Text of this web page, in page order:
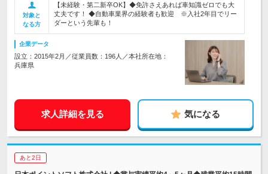
対象と
なる方
【未経験・第二新卒OK】◆免許さえあれば車知識ゼロでも大
丈夫です！ ◆自動車業界の経験者も歓迎 ※入社2年目でリー
ダーという先輩も！
企業データ
設立：2015年2月／従業員数：196人／本社所在地：
兵庫県
求人詳細を見る 気になる
あと2日